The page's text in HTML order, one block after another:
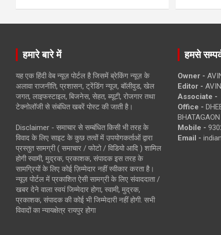
हमारे बारे में
यह एक हिंदी वेब न्यूज़ पोर्टल है जिसमें ब्रेकिंग न्यूज़ के
अलावा राजनीति, प्रशासन, ट्रेंडिंग न्यूज, बॉलीवुड, खेल
जगत, लाइफस्टाइल, बिजनेस, सेहत, ब्यूटी, रोजगार तथा
टेक्नोलॉजी से संबंधित खबरें पोस्ट की जाती है।
Disclaimer - समाचार से सम्बंधित किसी भी तरह के
विवाद के लिए साइट के कुछ तत्वों में उपयोगकर्ताओं द्वारा
प्रस्तुत सामग्री ( समाचार / फोटो / विडियो आदि ) शामिल
होगी स्वामी, मुद्रक, प्रकाशक, संपादक इस तरह के
सामग्रियों के लिए कोई ज़िम्मेदार नहीं स्वीकार करता है।
न्यूज़ पोर्टल में प्रकाशित ऐसी सामग्री के लिए संवाददाता /
खबर देने वाला स्वयं जिम्मेदार होगा, स्वामी, मुद्रक,
प्रकाशक, संपादक की कोई भी जिम्मेदारी नहीं होगी. सभी
विवादों का न्यायक्षेत्र रायपुर होगा
हमसे
Owner -
Editor -
Associate -
Office -
Mobile -
Email -